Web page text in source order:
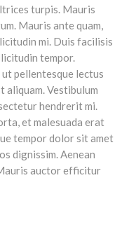
turpis. Mauris
Mauris ante quam,
mi. Duis facilisis
tempor.
pellentesque lectus
aliquam. Vestibulum
hendrerit mi.
et malesuada erat
tempor dolor sit amet
dignissim. Aenean
auctor efficitur